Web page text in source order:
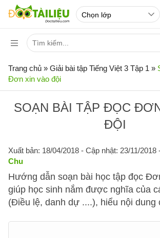
Trang chủ » Giải bài tập Tiếng Việt 3 Tập 1 »
Đơn xin vào đội
SOẠN BÀI TẬP ĐỌC
ĐỘI
Xuất bản: 18/04/2018 - Cập nhật: 23/11/2018
Chu
Hướng dẫn soạn bài học tập đọc
giúp học sinh nắm được nghĩa của
(Điều lệ, danh dự ....), hiểu nội dung